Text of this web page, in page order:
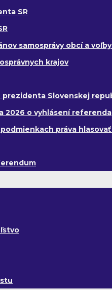
SR
samosprávy obcí a
krajov
Slovenskej
2026 o vyhlásení referenda
práva hlasovať